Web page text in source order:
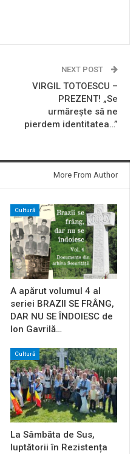
NEXT POST
VIRGIL TOTOESCU –
PREZENT! „Se
urmăreşte să ne
pierdem identitatea…”
More From Author
Cultură
A apărut volumul 4 al
seriei BRAZII SE FRÂNG,
DAR NU SE ÎNDOIESC de
Ion Gavrilă…
Cultură
La Sâmbăta de Sus,
luptătorii în Rezistența